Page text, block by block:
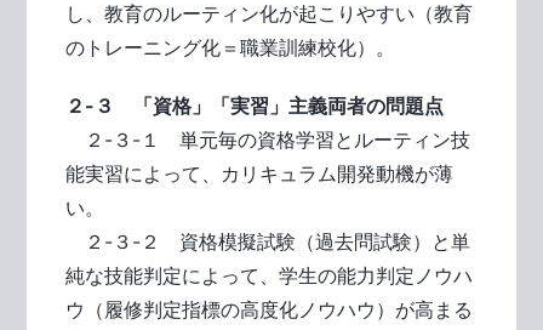
し、教育のルーティン化が起こりやすい（教育
のトレーニング化＝職業訓練校化）。
２-３ 「資格」「実習」主義両者の問題点
２-３-１ 単元毎の資格学習とルーティン技
能実習によって、カリキュラム開発動機が薄
い。
２-３-２ 資格模擬試験（過去問試験）と単
純な技能判定によって、学生の能力判定ノウハ
ウ（履修判定指標の高度化ノウハウ）が高まる